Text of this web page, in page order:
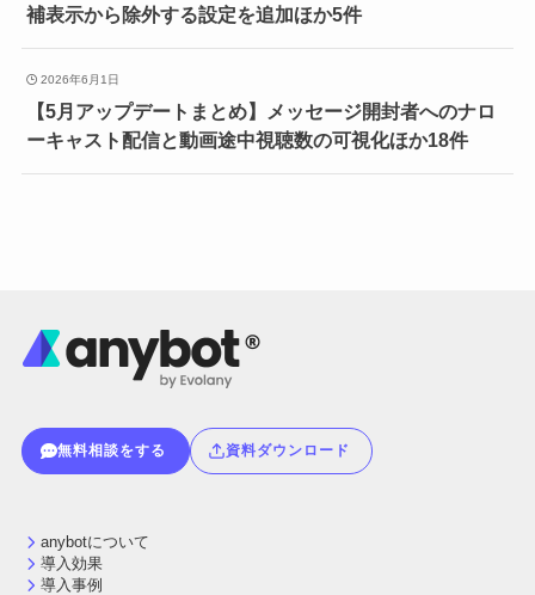
補表示から除外する設定を追加ほか5件
2026年6月1日
【5月アップデートまとめ】メッセージ開封者へのナロ
ーキャスト配信と動画途中視聴数の可視化ほか18件
無料相談をする 資料ダウンロード
anybotについて
導入効果
導入事例